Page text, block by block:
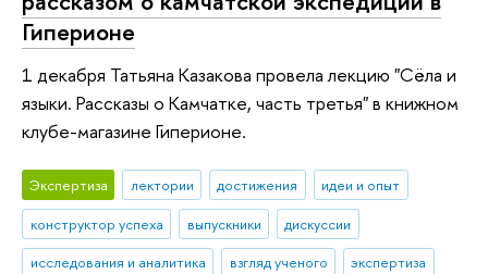
Гиперионе
1 декабря Татьяна Казакова провела лекцию "Сёла и
языки. Рассказы о Камчатке, часть третья" в книжном
клубе-магазине Гиперионе.
Экспертиза лектории достижения
идеи и опыт
конструктор успеха
выпускники
дискуссии
исследования и аналитика
взгляд ученого
экспертиза